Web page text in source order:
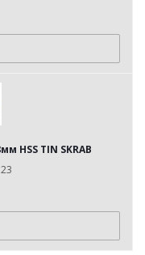
HSS TIN SKRAB